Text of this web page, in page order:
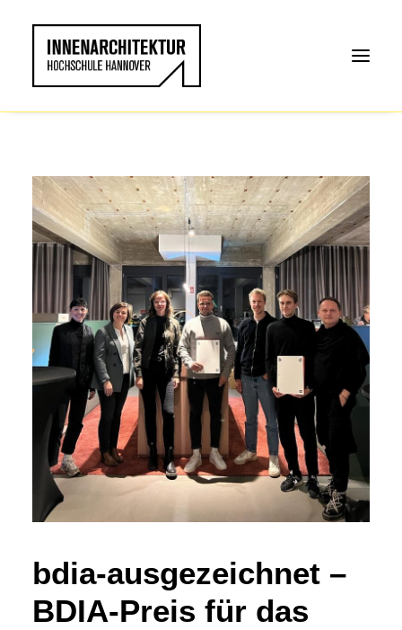
bdia-ausgezeichnet –
BDIA-Preis für das